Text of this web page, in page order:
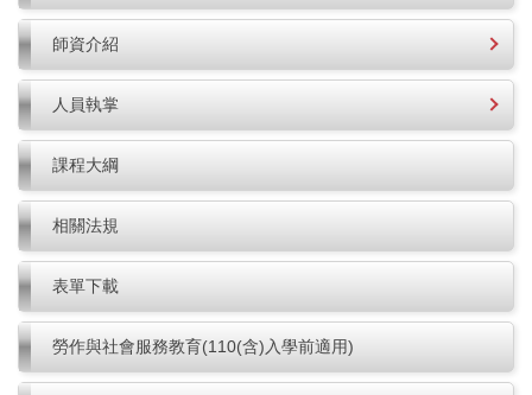
師資介紹
人員執掌
課程大綱
相關法規
表單下載
勞作與社會服務教育(110(含)入學前適用)